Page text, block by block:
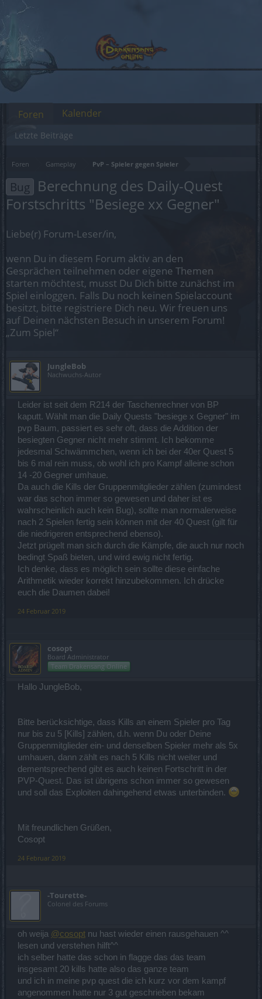
Foren Gameplay PvP – Spieler gegen Spieler
Bug Berechnung des Daily-Quest
Forstschritts "Besiege xx Gegner"
Liebe(r) Forum-Leser/in,
wenn Du in diesem Forum aktiv an den
Gesprächen teilnehmen oder eigene Themen
starten möchtest, musst Du Dich bitte zunächst im
Spiel einloggen. Falls Du noch keinen Spielaccount
besitzt, bitte registriere Dich neu. Wir freuen uns
auf Deinen nächsten Besuch in unserem Forum!
„Zum Spiel“
JungleBob
Nachwuchs-Autor
Leider ist seit dem R214 der Taschenrechner von BP
kaputt. Wählt man die Daily Quests "besiege x Gegner" im
pvp Baum, passiert es sehr oft, dass die Addition der
besiegten Gegner nicht mehr stimmt. Ich bekomme
jedesmal Schwämmchen, wenn ich bei der 40er Quest 5
bis 6 mal rein muss, ob wohl ich pro Kampf alleine schon
14 -20 Gegner umhaue.
Da auch die Kills der Gruppenmitglieder zählen (zumindest
war das schon immer so gewesen und daher ist es
wahrscheinlich auch kein Bug), sollte man normalerweise
nach 2 Spielen fertig sein können mit der 40 Quest (gilt für
die niedrigeren entsprechend ebenso).
Jetzt prügelt man sich durch die Kämpfe, die auch nur noch
bedingt Spaß bieten, und wird ewig nicht fertig.
Ich denke, dass es möglich sein sollte diese einfache
Arithmetik wieder korrekt hinzubekommen. Ich drücke
euch die Daumen dabei!
24 Februar 2019
cosopt
Board Administrator
Team Drakensang Online
Hallo JungleBob,
Bitte berücksichtige, dass Kills an einem Spieler pro Tag
nur bis zu 5 [Kills] zählen, d.h. wenn Du oder Deine
Gruppenmitglieder ein- und denselben Spieler mehr als 5x
umhauen, dann zählt es nach 5 Kills nicht weiter und
dementsprechend gibt es auch keinen Fortschritt in der
PVP-Quest. Das ist übrigens schon immer so gewesen
und soll das Exploiten dahingehend etwas unterbinden.
Mit freundlichen Grüßen,
Cosopt
24 Februar 2019
-Tourette-
Colonel des Forums
oh weija @cosopt nu hast wieder einen rausgehauen ^^
lesen und verstehen hilft^^
ich selber hatte das schon in flagge das das team
insgesamt 20 kills hatte also das ganze team
und ich in meine pvp quest die ich kurz vor dem kampf
angenommen hatte nur 3 gut geschrieben bekam
Foren
Letzte Beiträge
Kalender